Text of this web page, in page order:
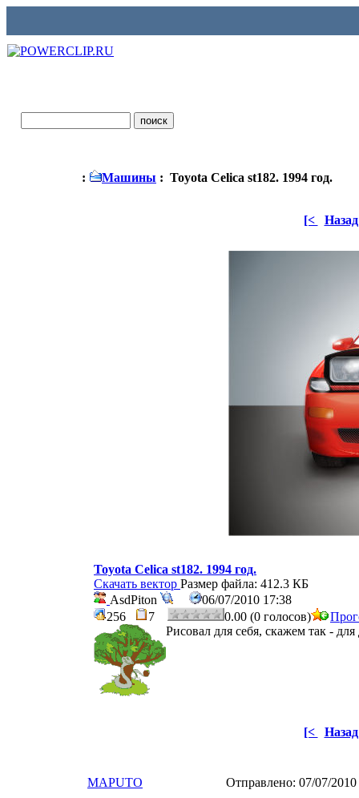
: Машины : Toyota Celica st182. 1994 год.
[< Назад
Toyota Celica st182. 1994 год.
Скачать вектор Размер файла: 412.3 КБ
AsdPiton
06/07/2010 17:38
256
7 0.00 (0 голосов)
Рисовал для себя, скажем так -
[< Назад
MAPUTO Отправлено: 07/07/